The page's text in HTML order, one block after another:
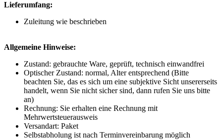
Lieferumfang:
Zuleitung wie beschrieben
Allgemeine Hinweise:
Zustand: gebrauchte Ware, geprüft, technisch einwandfrei
Optischer Zustand: normal, Alter entsprechend (Bitte
beachten Sie, das es sich um eine subjektive Sicht unsererseits
handelt, wenn Sie nicht sicher sind, dann rufen Sie uns bitte
an)
Rechnung: Sie erhalten eine Rechnung mit
Mehrwertsteuerausweis
Versandart: Paket
Selbstabholung ist nach Terminvereinbarung möglich